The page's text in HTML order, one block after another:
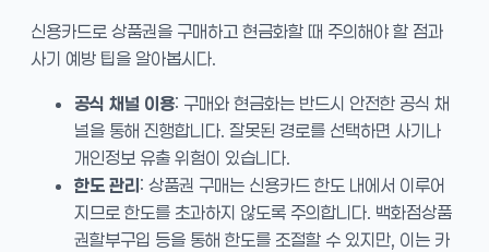
신용카드로 상품권을 구매하고 현금화할 때 주의해야 할 점과
사기 예방 팁을 알아봅시다.
공식 채널 이용: 구매와 현금화는 반드시 안전한 공식 채
널을 통해 진행합니다. 잘못된 경로를 선택하면 사기나
개인정보 유출 위험이 있습니다.
한도 관리: 상품권 구매는 신용카드 한도 내에서 이루어
지므로 한도를 초과하지 않도록 주의합니다. 백화점상품
권할부구입 등을 통해 한도를 조절할 수 있지만, 이는 카